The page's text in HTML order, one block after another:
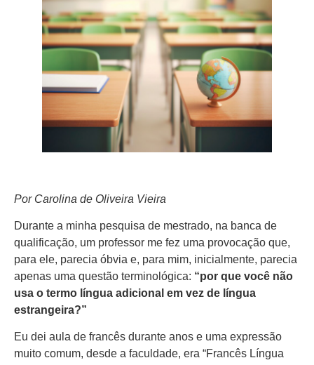
Por Carolina de Oliveira Vieira
Durante a minha pesquisa de mestrado, na banca de
qualificação, um professor me fez uma provocação que,
para ele, parecia óbvia e, para mim, inicialmente, parecia
apenas uma questão terminológica: “por que você não
usa o termo língua adicional em vez de língua
estrangeira?”
Eu dei aula de francês durante anos e uma expressão
muito comum, desde a faculdade, era “Francês Língua